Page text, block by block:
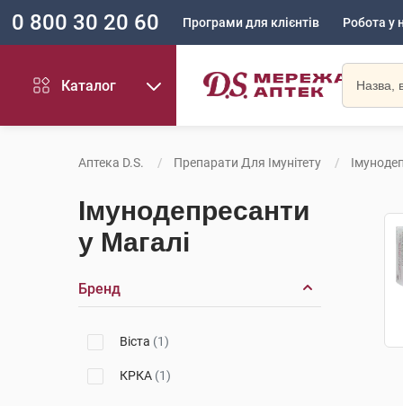
0 800 30 20 60 Програми для клієнтів Робота у
Каталог
Аптека D.S. Препарати Для Імунітету
Імунодепресанти
у Магалі
Бренд
Віста (1)
КРКА (1)